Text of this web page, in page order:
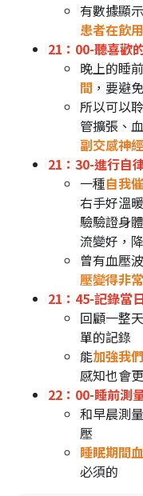
有數據顯
患者在飲
21：00-聽喜歡
晚上的睡
間 ，要避
所以可以
管擴張、
副交感神
21：30-進行自
一種自我
右手好溫
驗驗證身
流變好，
曾有血壓
壓變得非
21：45-記錄當
回顧一整
單的記錄
能加強我
感知也會
22：00-睡前測
和早晨測
壓
睡眠期間
必須的